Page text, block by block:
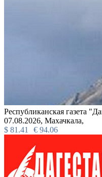
Республиканская газета
07.08.2026, Махачкала,
$ 81.41 € 94.06